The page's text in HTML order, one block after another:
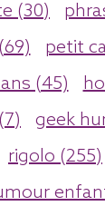
(30)
petit
(45)
geek
rigolo (255)